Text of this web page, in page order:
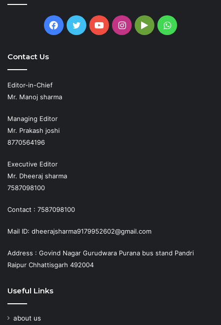
Facebook
TwitterYouTubeInstagram
GoogleWhatsApp
Contact Us
Editor-in-Chief
Mr. Manoj sharma
Managing Editor
Mr. Prakash joshi
8770564196
Executive Editor
Mr. Dheeraj sharma
7587098100
Contact : 7587098100
Mail ID: dheerajsharma9179952602@gmail.com
Address : Govind Nagar Gurudwara Purana bus stand Pandri
Raipur Chhattisgarh 492004
Useful Links
about us